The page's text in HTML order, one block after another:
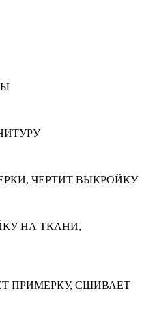
ЧЕРТИТ ВЫКРОЙКУ
НА ТКАНИ,
ПРИМЕРКУ, СШИВАЕТ